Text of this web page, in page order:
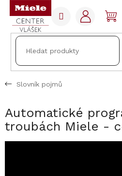
Přejít
obsah
Slovník pojmů
Automatické
troubách Miele -